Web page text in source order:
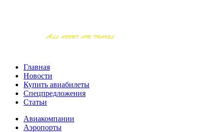
Главная
Новости
Купить авиабилеты
Спецпредложения
Статьи
Авиакомпании
Аэропорты